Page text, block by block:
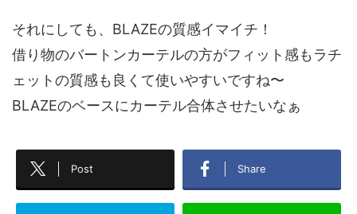
それにしても、BLAZEの質感イマイチ！
借り物のバートンカーテルの方がフィット感もラチ
ェットの質感も良くて使いやすいですね〜
BLAZEのベースにカーテル合体させたいなぁ
Post Share